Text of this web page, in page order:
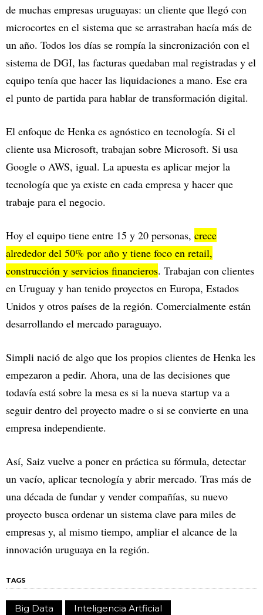
de muchas empresas uruguayas: un cliente que llegó con
microcortes en el sistema que se arrastraban hacía más de
un año. Todos los días se rompía la sincronización con el
sistema de DGI, las facturas quedaban mal registradas y el
equipo tenía que hacer las liquidaciones a mano. Ese era
el punto de partida para hablar de transformación digital.
El enfoque de Henka es agnóstico en tecnología. Si el
cliente usa Microsoft, trabajan sobre Microsoft. Si usa
Google o AWS, igual. La apuesta es aplicar mejor la
tecnología que ya existe en cada empresa y hacer que
trabaje para el negocio.
Hoy el equipo tiene entre 15 y 20 personas, crece
alrededor del 50% por año y tiene foco en retail,
construcción y servicios financieros. Trabajan con clientes
en Uruguay y han tenido proyectos en Europa, Estados
Unidos y otros países de la región. Comercialmente están
desarrollando el mercado paraguayo.
Simpli nació de algo que los propios clientes de Henka les
empezaron a pedir. Ahora, una de las decisiones que
todavía está sobre la mesa es si la nueva startup va a
seguir dentro del proyecto madre o si se convierte en una
empresa independiente.
Así, Saiz vuelve a poner en práctica su fórmula, detectar
un vacío, aplicar tecnología y abrir mercado. Tras más de
una década de fundar y vender compañías, su nuevo
proyecto busca ordenar un sistema clave para miles de
empresas y, al mismo tiempo, ampliar el alcance de la
innovación uruguaya en la región.
TAGS
Big Data Inteligencia Artficial